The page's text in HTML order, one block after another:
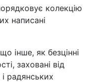
колекцію
написані
інше, як безцінні
заховані від
радянських